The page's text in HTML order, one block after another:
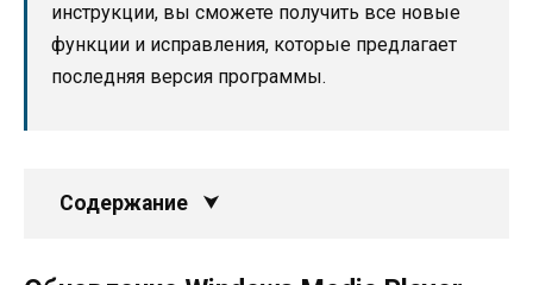
инструкции, вы сможете получить все новые
функции и исправления, которые предлагает
последняя версия программы.
Содержание